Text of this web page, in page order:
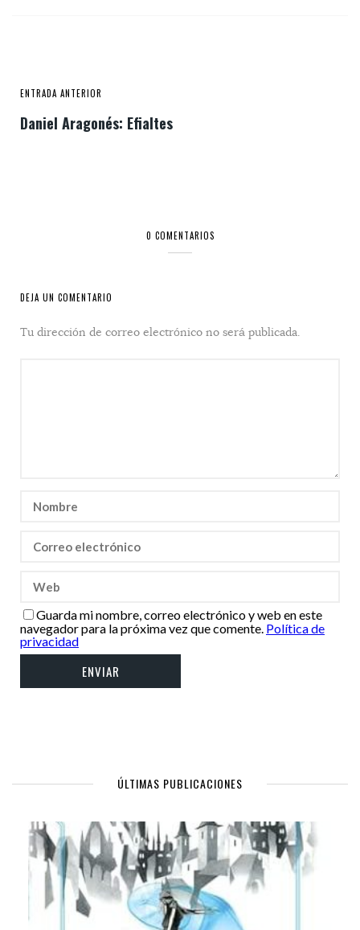
ENTRADA ANTERIOR
Daniel Aragonés: Efialtes
0 COMENTARIOS
DEJA UN COMENTARIO
Tu dirección de correo electrónico no será publicada.
Guarda mi nombre, correo electrónico y web en este
navegador para la próxima vez que comente. Política de
privacidad
ÚLTIMAS PUBLICACIONES